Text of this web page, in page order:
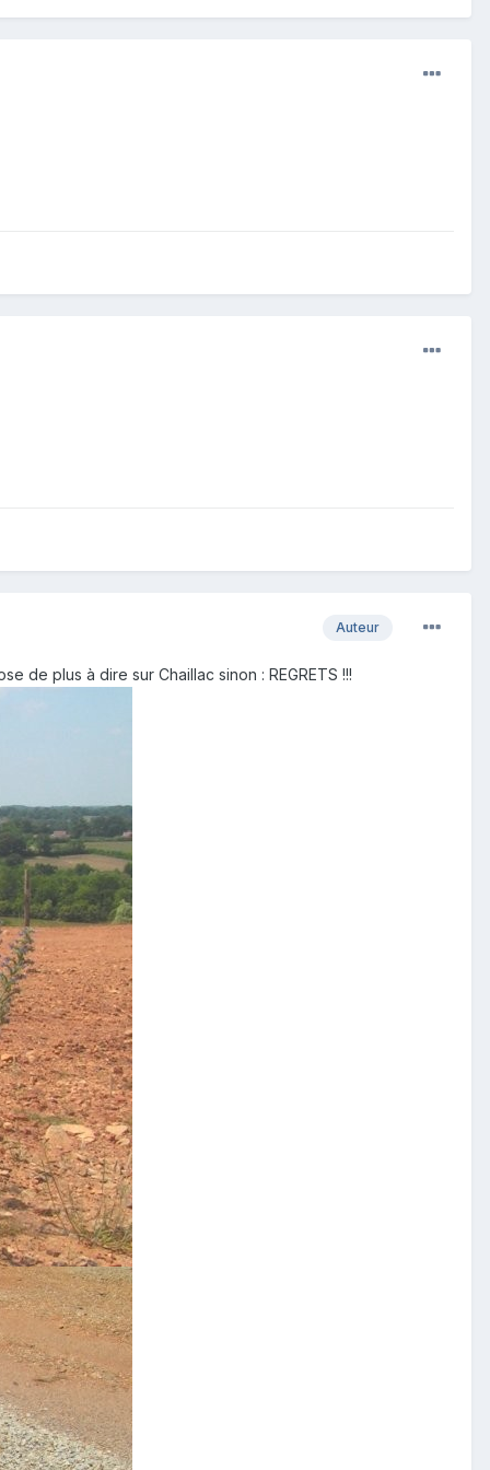
Auteur
de plus à dire sur Chaillac sinon : REGRETS !!!